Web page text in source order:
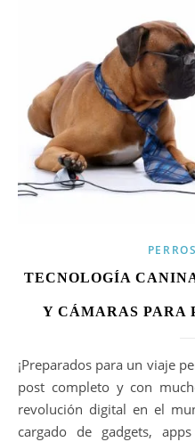
PERROS
TECNOLOGÍA
Y CÁMARAS PARA
¡Preparados para un viaje perruno al futuro! Aquí tenéis un
post completo y con
revolución digital en el
cargado de gadgets,